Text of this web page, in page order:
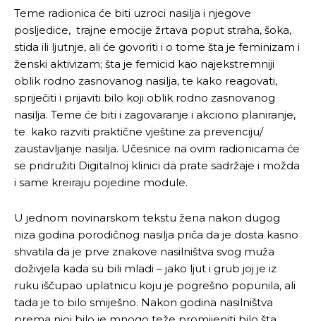
[wpuf_form id=”7463”]
[wpuf_form id=”7463”]
Teme radionica će biti uzroci nasilja i njegove
posljedice, trajne emocije žrtava poput straha, šoka,
stida ili ljutnje, ali će govoriti i o tome šta je feminizam i
ženski aktivizam; šta je femicid kao najekstremniji
oblik rodno zasnovanog nasilja, te kako reagovati,
spriječiti i prijaviti bilo koji oblik rodno zasnovanog
nasilja. Teme će biti i zagovaranje i akciono planiranje,
te kako razviti praktične vještine za prevenciju/
zaustavljanje nasilja. Učesnice na ovim radionicama će
se pridružiti Digitalnoj klinici da prate sadržaje i možda
i same kreiraju pojedine module.
U jednom novinarskom tekstu žena nakon dugog
niza godina porodičnog nasilja priča da je dosta kasno
shvatila da je prve znakove nasilništva svog muža
doživjela kada su bili mladi – jako ljut i grub joj je iz
ruku iščupao uplatnicu koju je pogrešno popunila, ali
tada je to bilo smiješno. Nakon godina nasilništva